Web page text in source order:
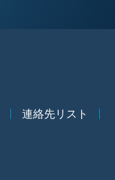
連絡先リスト